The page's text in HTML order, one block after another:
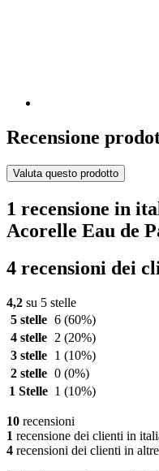
Recensione
Valuta questo prodotto
1 recensione in
Acorelle Eau de
4 recensioni dei
4,2 su 5 stelle
5 stelle 6 (60%)
4 stelle
2 (20%)
3 stelle
1 (10%)
2 stelle 0 (0%)
1 Stelle 1 (10%)
10 recensioni
1 recensione dei clienti in
4 recensioni dei clienti in